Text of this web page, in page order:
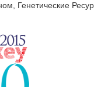
Генетические